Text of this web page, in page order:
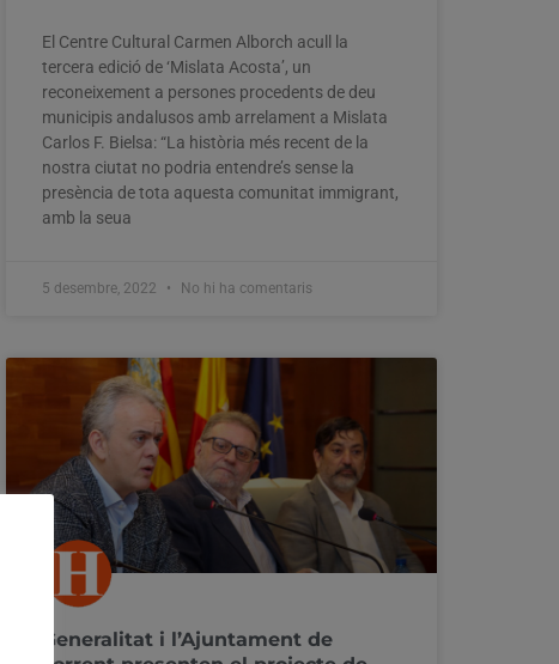
El Centre Cultural Carmen Alborch acull la
tercera edició de ‘Mislata Acosta’, un
reconeixement a persones procedents de deu
municipis andalusos amb arrelament a Mislata
Carlos F. Bielsa: “La història més recent de la
nostra ciutat no podria entendre’s sense la
presència de tota aquesta comunitat immigrant,
amb la seua
5 desembre, 2022 No hi ha comentaris
Generalitat i l’Ajuntament de